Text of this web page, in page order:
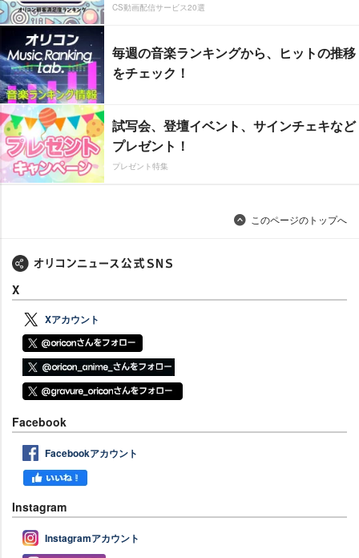
CS動画配信サービス20選
毎週の音楽ランキングから、ヒットの推移
をチェック！
試写会、登壇イベント、サインチェキなど
プレゼント！
プレゼント特集
このページのトップへ
X
Xアカウント
Facebook
Facebookアカウント
Instagram
Instagramアカウント